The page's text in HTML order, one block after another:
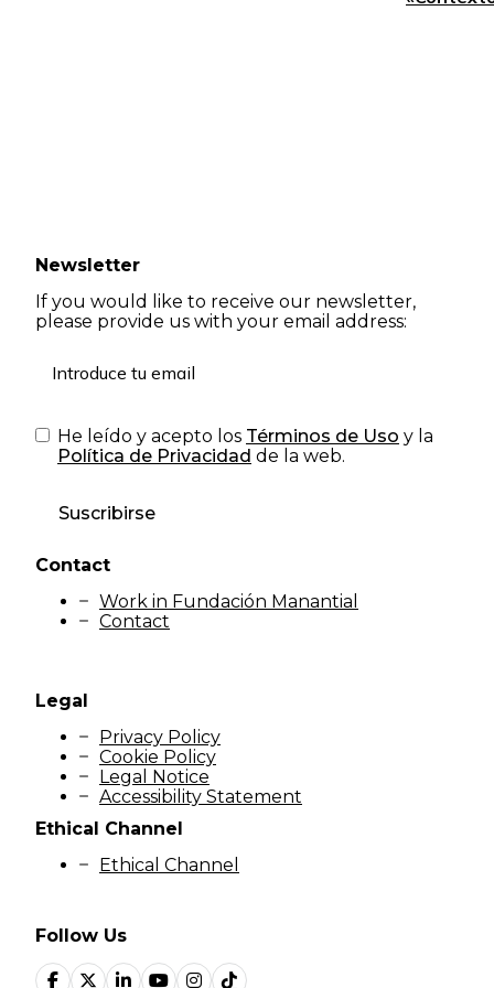
Newsletter
If you would like to receive our newsletter,
please provide us with your email address:
He leído y acepto los Términos de Uso y la
Política de Privacidad de la web.
Suscribirse
Contact
Work in Fundación Manantial
Contact
Legal
Privacy Policy
Cookie Policy
Legal Notice
Accessibility Statement
Follow Us
Ethical Channel
Ethical Channel